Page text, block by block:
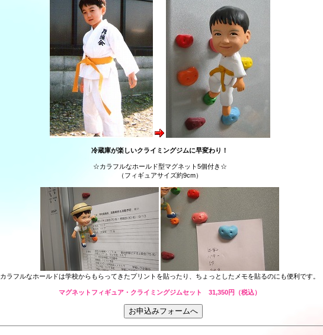
冷蔵庫が楽しいクライミングジムに早変わり！
☆カラフルなホールド型マグネット5個付き☆
（フィギュアサイズ約9cm）
カラフルなホールドは学校からもらってきたプリントを貼ったり、ちょっとしたメモを貼るのにも便利です。
マグネットフィギュア・クライミングジムセット 31,350円（税込）